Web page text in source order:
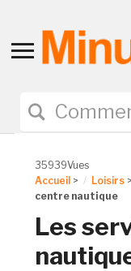
Toggle
navigation
35939Vues
Accueil > Loisirs >
centre nautique
Les